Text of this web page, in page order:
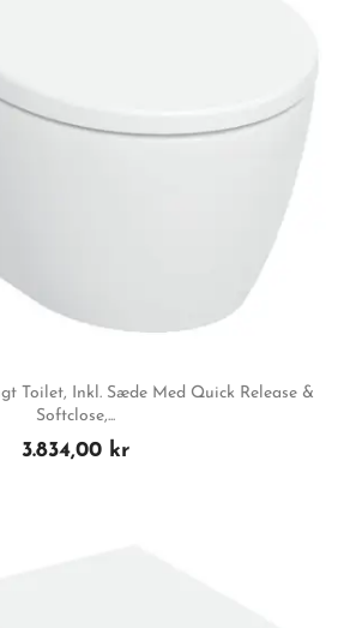
Toilet, Inkl. Sæde Med Quick Release &
Softclose,...
3.834,00 kr